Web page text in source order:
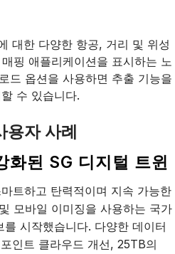
용자 사례
화된 SG 디지털 트윈
트하고 탄력적이며 지속 가능한
모바일 이미징을 사용하는 국가
시작했습니다. 다양한 데이터
인트 클라우드 개선, 25TB의